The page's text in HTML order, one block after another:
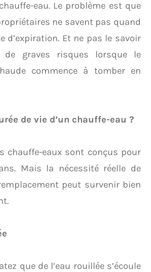
eau. Le problème est que
ne savent pas quand
d’expiration. Et ne pas le savoir
de graves risques lorsque le
commence à tomber en
de vie d’un chauffe-eau ?
chauffe-eaux sont conçus pour
Mais la nécessité réelle de
peut survenir bien
que de l’eau rouillée s’écoule